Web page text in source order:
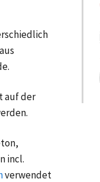
auf der
incl.
verwendet